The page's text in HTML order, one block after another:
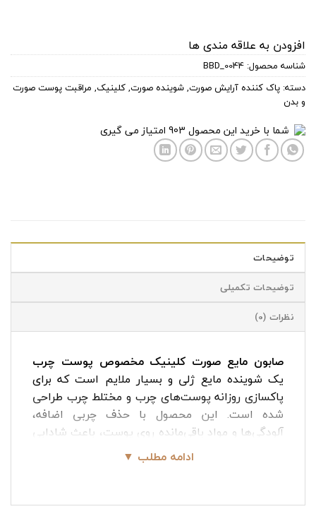
افزودن به علاقه مندی ها
شناسه محصول: BBD_0044
دسته: پاک کننده آرایش صورت,شوینده صورت,کلینیک, مراقبت پوست صورت
و بدن
شما با خرید این محصول 903 امتیاز می گیری
توضیحات
توضیحات تکمیلی
نظرات (0)
صابون مایع صورت کلینیک مخصوص پوست چرب
یک شوینده مایع ژلی و بسیار ملایم است که برای
پاکسازی روزانه پوست‌های چرب و مختلط چرب طراحی
شده است. این محصول با حذف چربی اضافه،
آلودگی‌ها و مواد باقی‌مانده روی پوست، باعث شادابی
و پاکی عمقی پوست می‌شود، بدون اینکه رطوبت
طبیعی آن را از بین ببرد یا احساس کشیدگی ایجاد
ادامه مطلب ▼